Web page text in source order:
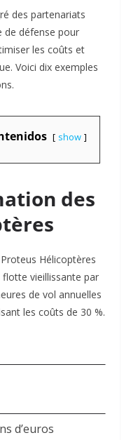
des partenariats
de défense pour
les coûts et
Voici dix exemples
show
des
Hélicoptères
flotte vieillissante par
de vol annuelles
les coûts de 30 %.
d’euros